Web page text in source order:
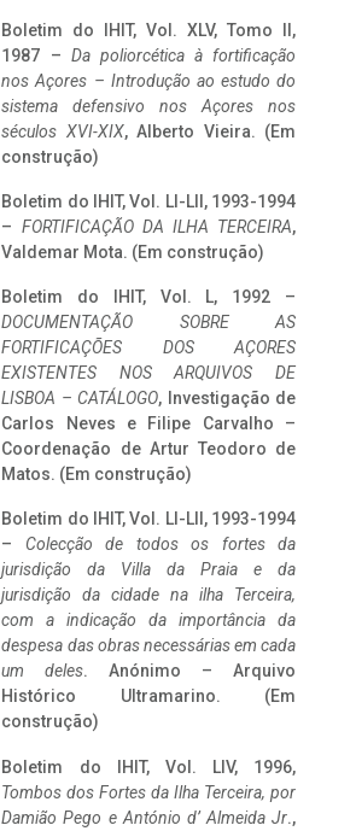
Boletim do IHIT, Vol. XLV, Tomo II,
1987 – Da poliorcética à fortificação
nos Açores – Introdução ao estudo do
sistema defensivo nos Açores nos
séculos XVI-XIX, Alberto Vieira. (Em
construção)
Boletim do IHIT, Vol. LI-LII, 1993-1994
– FORTIFICAÇÃO DA ILHA TERCEIRA,
Valdemar Mota. (Em construção)
Boletim do IHIT, Vol. L, 1992 –
DOCUMENTAÇÃO SOBRE AS
FORTIFICAÇÕES DOS AÇORES
EXISTENTES NOS ARQUIVOS DE
LISBOA – CATÁLOGO, Investigação de
Carlos Neves e Filipe Carvalho –
Coordenação de Artur Teodoro de
Matos. (Em construção)
Boletim do IHIT, Vol. LI-LII, 1993-1994
– Colecção de todos os fortes da
jurisdição da Villa da Praia e da
jurisdição da cidade na ilha Terceira,
com a indicação da importância da
despesa das obras necessárias em cada
um deles. Anónimo – Arquivo
Histórico Ultramarino. (Em
construção)
Boletim do IHIT, Vol. LIV, 1996,
Tombos dos Fortes da Ilha Terceira, por
Damião Pego e António d’ Almeida Jr.,